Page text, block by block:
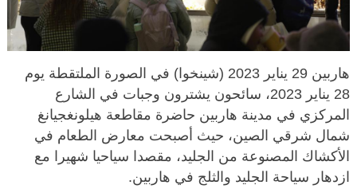
هاربين 29 يناير 2023 (شينخوا) في الصورة الملتقطة يوم
28 يناير 2023، سائحون يشترون وجبات في الشارع
المركزي في مدينة هاربين حاضرة مقاطعة هيلونغجيانغ
شمال شرقي الصين، حيث أصبحت معارض الطعام في
الأكشاك المصنوعة من الجليد، مقصدا سياحيا شهيرا مع
ازدهار سياحة الجليد والثلج في هاربين.